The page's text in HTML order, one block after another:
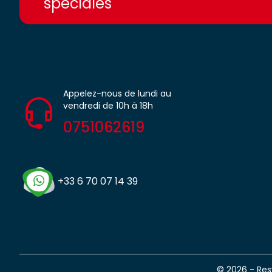
Appelez-nous de lundi au
vendredi de 10h à 18h
0751062619
+33 6 70 07 14 39